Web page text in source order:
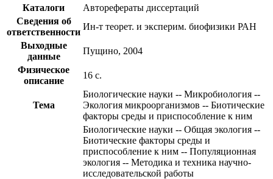
Каталоги
Авторефераты диссертаций
Сведения об
ответственности
Ин-т теорет. и эксперим. биофизики РАН
Выходные
данные
Пущино, 2004
Физическое
описание
16 с.
Тема
Биологические науки -- Микробиология --
Экология микроорганизмов -- Биотические
факторы среды и приспособление к ним
Биологические науки -- Общая экология --
Биотические факторы среды и
приспособление к ним -- Популяционная
экология -- Методика и техника научно-
исследовательской работы